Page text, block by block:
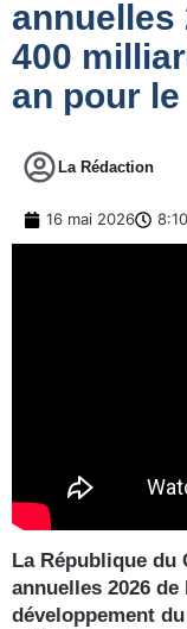
annuelles
400
an pour
La Rédaction
16 mai 2026
La République du
annuelles 2026
développement